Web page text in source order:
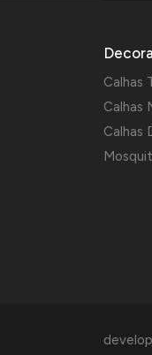
Calhas
Calhas
Calhas